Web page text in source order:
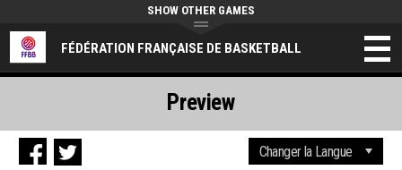
FÉDÉRATION FRANÇAISE DE BASKETBALL
SHOW OTHER GAMES
Preview